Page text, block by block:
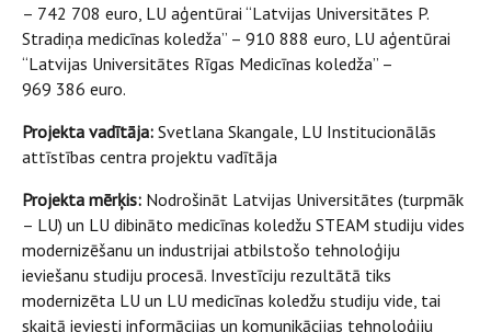
– 742 708 euro, LU aģentūrai “Latvijas Universitātes P.
Stradiņa medicīnas koledža” – 910 888 euro, LU aģentūrai
“Latvijas Universitātes Rīgas Medicīnas koledža” –
969 386 euro.
Projekta vadītāja: Svetlana Skangale, LU Institucionālās
attīstības centra projektu vadītāja
Projekta mērķis: Nodrošināt Latvijas Universitātes (turpmāk
– LU) un LU dibināto medicīnas koledžu STEAM studiju vides
modernizēšanu un industrijai atbilstošo tehnoloģiju
ieviešanu studiju procesā. Investīciju rezultātā tiks
modernizēta LU un LU medicīnas koledžu studiju vide, tai
skaitā ieviesti informācijas un komunikācijas tehnoloģiju